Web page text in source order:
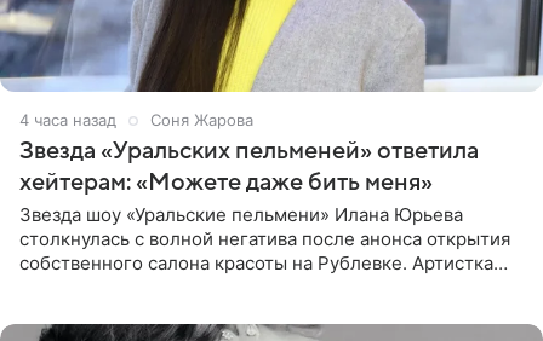
4 часа назад Соня Жарова
Звезда «Уральских пельменей» ответила
хейтерам: «Можете даже бить меня»
Звезда шоу «Уральские пельмени» Илана Юрьева
столкнулась с волной негатива после анонса открытия
собственного салона красоты на Рублевке. Артистка